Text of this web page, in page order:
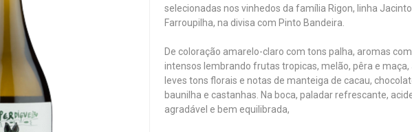
selecionadas nos vinhedos da família Rigon, linha
Farroupilha, na divisa com Pinto Bandeira.
De coloração amarelo-claro com tons palha, aromas
intensos lembrando frutas tropicas, melão, pêra e maça,
leves tons florais e notas de manteiga de cacau,
baunilha e castanhas. Na boca, paladar refrescante,
agradável e bem equilibrada,